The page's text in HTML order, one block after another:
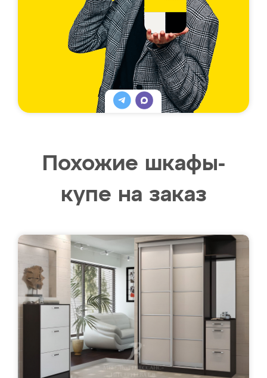
Похожие шкафы-
купе на заказ